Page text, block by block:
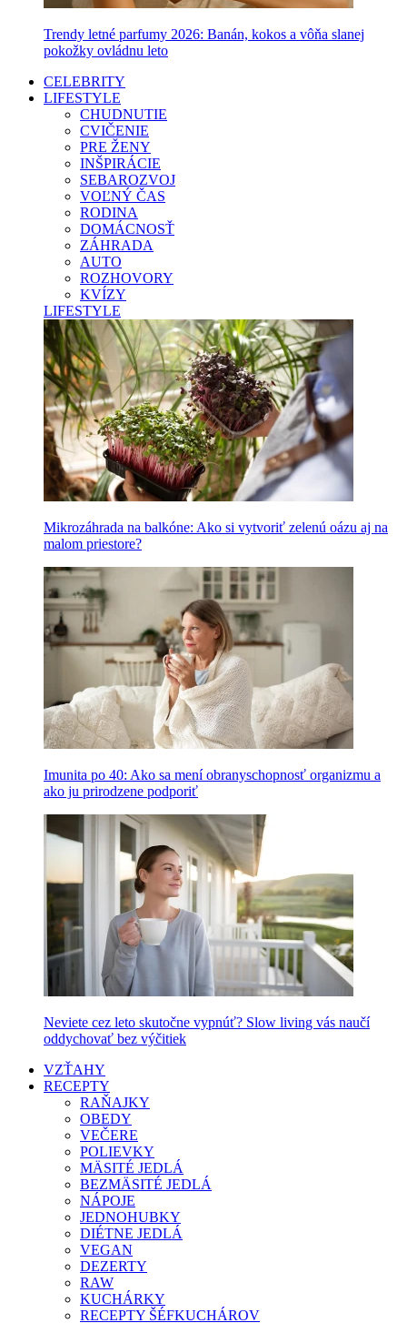
Trendy letné parfumy 2026: Banán, kokos a vôňa slanej
pokožky ovládnu leto
CELEBRITY
LIFESTYLE
CHUDNUTIE
CVIČENIE
PRE ŽENY
INŠPIRÁCIE
SEBAROZVOJ
VOĽNÝ ČAS
RODINA
DOMÁCNOSŤ
ZÁHRADA
AUTO
ROZHOVORY
KVÍZY
LIFESTYLE
Mikrozáhrada na balkóne: Ako si vytvoriť zelenú oázu aj na
malom priestore?
Imunita po 40: Ako sa mení obranyschopnosť organizmu a
ako ju prirodzene podporiť
Neviete cez leto skutočne vypnúť? Slow living vás naučí
oddychovať bez výčitiek
VZŤAHY
RECEPTY
RAŇAJKY
OBEDY
VEČERE
POLIEVKY
MÄSITÉ JEDLÁ
BEZMÄSITÉ JEDLÁ
NÁPOJE
JEDNOHUBKY
DIÉTNE JEDLÁ
VEGAN
DEZERTY
RAW
KUCHÁRKY
RECEPTY ŠÉFKUCHÁROV